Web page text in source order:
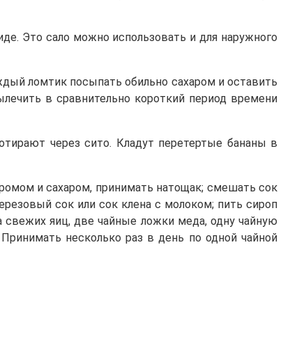
Это сало можно использовать и для наружного
ломтик посыпать обильно сахаром и оставить
в сравнительно короткий период времени
через сито. Кладут перетертые бананы в
и сахаром, принимать натощак; смешать сок
сок или сок клена с молоком; пить сироп
свежих яиц, две чайные ложки меда, одну чайную
несколько раз в день по одной чайной